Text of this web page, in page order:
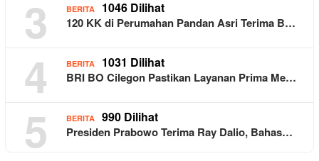
3 BERITA 1046 Dilihat
120 KK di Perumahan Pandan Asri Terima B…
4 BERITA 1031 Dilihat
BRI BO Cilegon Pastikan Layanan Prima Me…
5 BERITA 990 Dilihat
Presiden Prabowo Terima Ray Dalio, Bahas…